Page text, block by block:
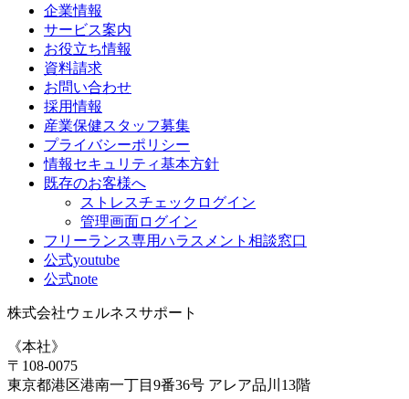
企業情報
サービス案内
お役立ち情報
資料請求
お問い合わせ
採用情報
産業保健スタッフ募集
プライバシーポリシー
情報セキュリティ基本方針
既存のお客様へ
ストレスチェックログイン
管理画面ログイン
フリーランス専用ハラスメント相談窓口
公式youtube
公式note
株式会社ウェルネスサポート
《本社》
〒108-0075
東京都港区港南一丁目9番36号 アレア品川13階